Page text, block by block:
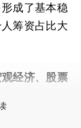
成了基本稳
筹资占比大
观经济、股票